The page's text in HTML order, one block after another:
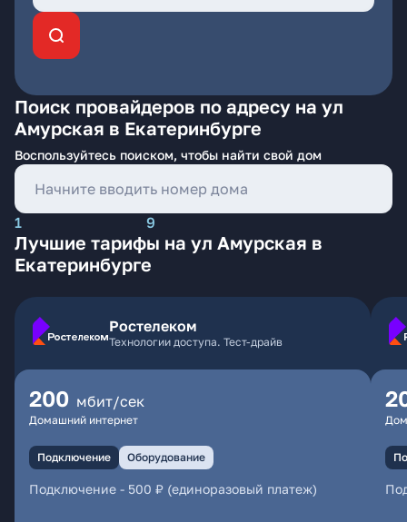
Поиск провайдеров по адресу на ул
Амурская в Екатеринбурге
Воспользуйтесь поиском, чтобы найти свой дом
1 9
Лучшие тарифы на ул Амурская в
Екатеринбурге
Ростелеком
Технологии доступа. Тест-драйв
200 мбит/сек
Домашний интернет
Подключение Оборудование
Подключение - 500 ₽ (единоразовый платеж)